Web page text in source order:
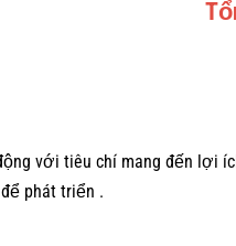
với tiêu chí mang đến lợi
phát triển .